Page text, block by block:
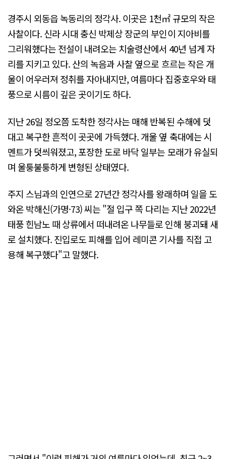
경주시 외동읍 녹동리의 정각사. 이곳은 1천㎡ 규모의 작은
사찰이다. 신라 시대 충신 박제상 장군의 부인이 지아비를
그리워했다는 전설이 내려오는 치술령산에서 40년 넘게 자
리를 지키고 있다. 산의 녹음과 사찰 옆으로 흐르는 작은 개
울이 어우러져 정취를 자아내지만, 여름마다 집중호우와 태
풍으로 시름이 깊은 곳이기도 하다.
지난 26일 정오쯤 도착한 정각사는 매해 반복된 수해에 덧
대고 복구한 흔적이 곳곳에 가득했다. 개울 옆 축대에는 시
멘트가 덧씌워졌고, 포장한 도로 바닥 일부는 모래가 유실되
며 울퉁불퉁하게 변형된 상태였다.
주지 스님과의 인연으로 27년간 정각사를 왕래하며 일을 도
와온 박해신(가명·73) 씨는 "절 입구 쪽 다리는 지난 2022년
태풍 힌남노 때 상류에서 떠내려온 나무들로 인해 붕괴돼 새
로 설치했다. 진입로도 피해를 입어 레미콘 기사를 직접 고
용해 복구했다"고 말했다.